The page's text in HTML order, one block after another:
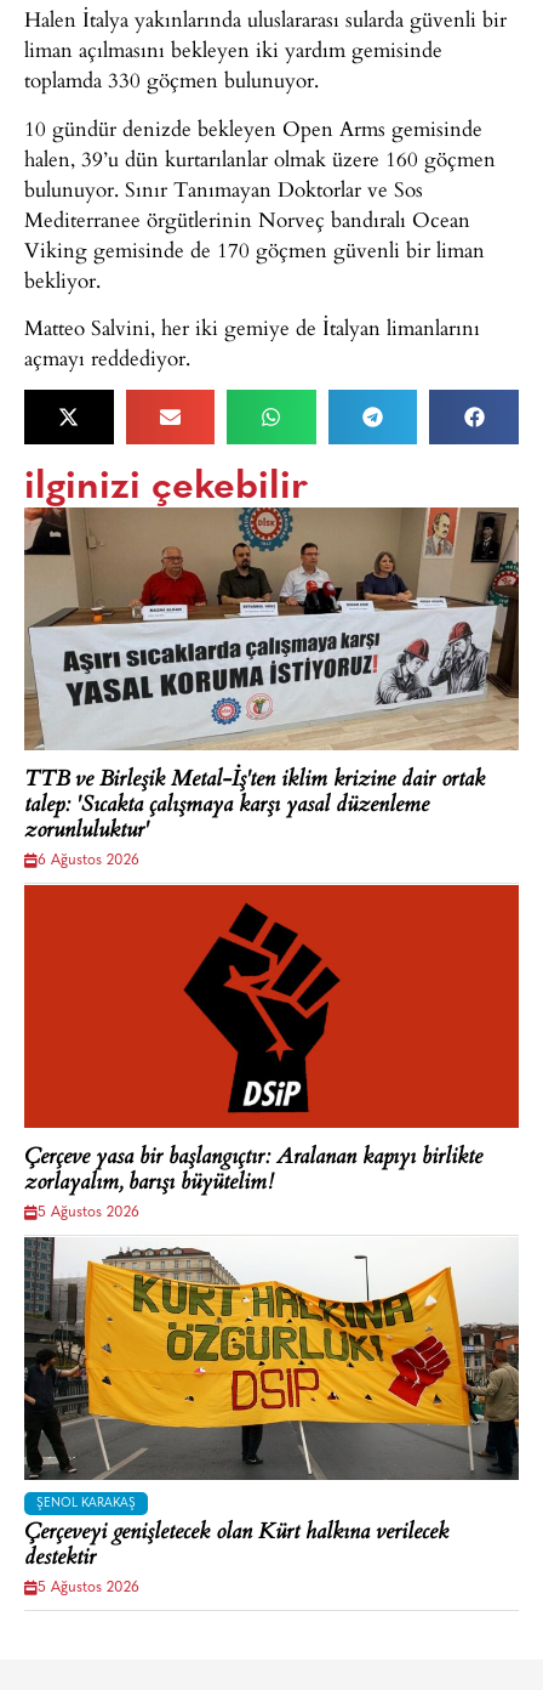
Halen İtalya yakınlarında uluslararası sularda güvenli bir
liman açılmasını bekleyen iki yardım gemisinde
toplamda 330 göçmen bulunuyor.
10 gündür denizde bekleyen Open Arms gemisinde
halen, 39’u dün kurtarılanlar olmak üzere 160 göçmen
bulunuyor. Sınır Tanımayan Doktorlar ve Sos
Mediterranee örgütlerinin Norveç bandıralı Ocean
Viking gemisinde de 170 göçmen güvenli bir liman
bekliyor.
Matteo Salvini, her iki gemiye de İtalyan limanlarını
açmayı reddediyor.
ilginizi çekebilir
TTB ve Birleşik Metal-İş'ten iklim krizine dair ortak
talep: 'Sıcakta çalışmaya karşı yasal düzenleme
zorunluluktur'
6 Ağustos 2026
Çerçeve yasa bir başlangıçtır: Aralanan kapıyı birlikte
zorlayalım, barışı büyütelim!
5 Ağustos 2026
ŞENOL KARAKAŞ
Çerçeveyi genişletecek olan Kürt halkına verilecek
destektir
5 Ağustos 2026